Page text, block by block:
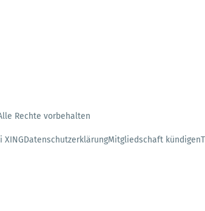
Rechte vorbehalten
XINGDatenschutzerklärungMitgliedschaft kündigen